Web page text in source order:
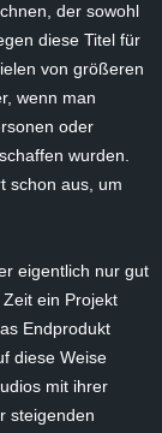
der sowohl
diese Titel für
von größeren
wenn man
oder
wurden.
schon aus, um
eigentlich nur gut
ein Projekt
Endprodukt
diese Weise
mit ihrer
steigenden